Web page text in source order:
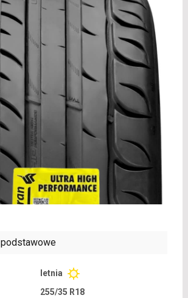
podstawowe
letnia
255/35 R18